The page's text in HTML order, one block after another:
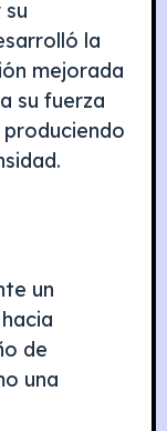
la
mejorada
su fuerza
un
de
una